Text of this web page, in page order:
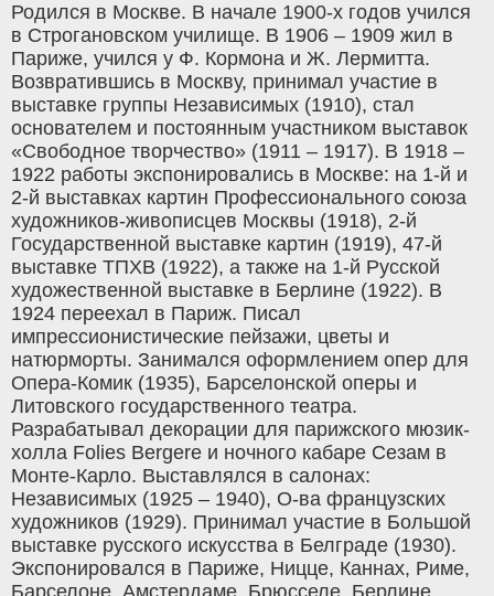
Родился в Москве. В начале 1900-х годов учился
в Строгановском училище. В 1906 – 1909 жил в
Париже, учился у Ф. Кормона и Ж. Лермитта.
Возвратившись в Москву, принимал участие в
выставке группы Независимых (1910), стал
основателем и постоянным участником выставок
«Свободное творчество» (1911 – 1917). В 1918 –
1922 работы экспонировались в Москве: на 1-й и
2-й выставках картин Профессионального союза
художников-живописцев Москвы (1918), 2-й
Государственной выставке картин (1919), 47-й
выставке ТПХВ (1922), а также на 1-й Русской
художественной выставке в Берлине (1922). В
1924 переехал в Париж. Писал
импрессионистические пейзажи, цветы и
натюрморты. Занимался оформлением опер для
Опера-Комик (1935), Барселонской оперы и
Литовского государственного театра.
Разрабатывал декорации для парижского мюзик-
холла Folies Bergere и ночного кабаре Сезам в
Монте-Карло. Выставлялся в салонах:
Независимых (1925 – 1940), О-ва французских
художников (1929). Принимал участие в Большой
выставке русского искусства в Белграде (1930).
Экспонировался в Париже, Ницце, Каннах, Риме,